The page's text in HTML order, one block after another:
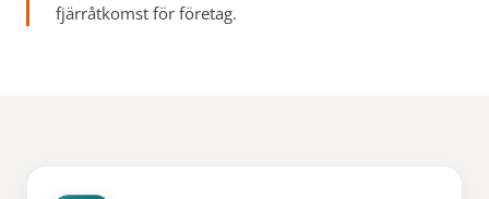
fjärråtkomst för företag.